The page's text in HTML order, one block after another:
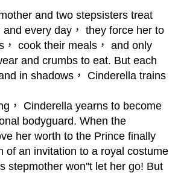
and two stepsisters treat
and every day， they force her to
， cook their meals， and only
and crumbs to eat. But each
in shadows， Cinderella trains
， Cinderella yearns to become
bodyguard. When the
her worth to the Prince finally
of an invitation to a royal costume
stepmother won''t let her go! But